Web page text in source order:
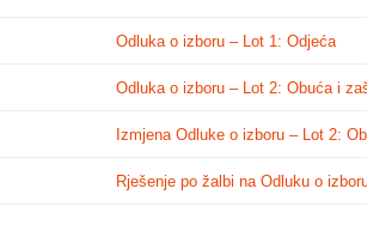
Odluka o izboru – Lot 1: Odjeća
Odluka o izboru – Lot 2: Obuća i
Izmjena Odluke o izboru – Lot 2:
Rješenje po žalbi na Odluku o